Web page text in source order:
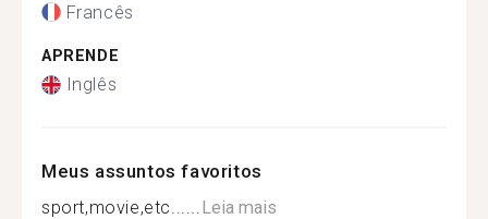
Francês
APRENDE
Inglês
Meus assuntos favoritos
sport,movie,etc......Leia mais